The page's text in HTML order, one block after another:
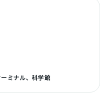
ミナル、科学館